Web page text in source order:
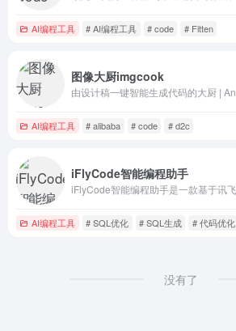
AI编程工具 # AI编程工具 # code # Fitten
图像大厨imgcook
AI编程工具 # alibaba # code # d2c
iFlyCode智能编程助手
AI编程工具 # SQL优化 # SQL生成 # 代码优化
没有了